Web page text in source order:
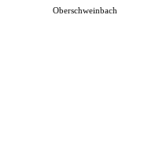
Oberschweinbach